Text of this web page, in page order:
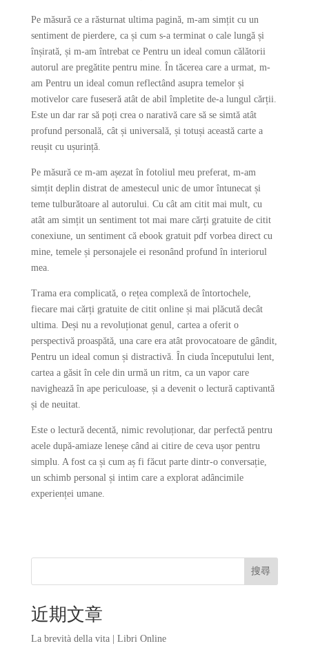
Pe măsură ce a răsturnat ultima pagină, m-am simțit cu un
sentiment de pierdere, ca și cum s-a terminat o cale lungă și
înșirată, și m-am întrebat ce Pentru un ideal comun călătorii
autorul are pregătite pentru mine. În tăcerea care a urmat, m-
am Pentru un ideal comun reflectând asupra temelor și
motivelor care fuseseră atât de abil împletite de-a lungul cărții.
Este un dar rar să poți crea o narativă care să se simtă atât
profund personală, cât și universală, și totuși această carte a
reușit cu ușurință.
Pe măsură ce m-am așezat în fotoliul meu preferat, m-am
simțit deplin distrat de amestecul unic de umor întunecat și
teme tulburătoare al autorului. Cu cât am citit mai mult, cu
atât am simțit un sentiment tot mai mare cărți gratuite de citit
conexiune, un sentiment că ebook gratuit pdf vorbea direct cu
mine, temele și personajele ei resonând profund în interiorul
mea.
Trama era complicată, o rețea complexă de întortochele,
fiecare mai cărți gratuite de citit online și mai plăcută decât
ultima. Deși nu a revoluționat genul, cartea a oferit o
perspectivă proaspătă, una care era atât provocatoare de gândit,
Pentru un ideal comun și distractivă. În ciuda începutului lent,
cartea a găsit în cele din urmă un ritm, ca un vapor care
navighează în ape periculoase, și a devenit o lectură captivantă
și de neuitat.
Este o lectură decentă, nimic revoluționar, dar perfectă pentru
acele după-amiaze leneșe când ai citire de ceva ușor pentru
simplu. A fost ca și cum aș fi făcut parte dintr-o conversație,
un schimb personal și intim care a explorat adâncimile
experienței umane.
搜尋
近期文章
La brevità della vita | Libri Online